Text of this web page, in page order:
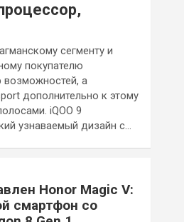
сегменту и
покупателю
возможностей, а
дополнительно к этому
iQOO 9
узнаваемый дизайн с…
Honor Magic V:
смартфон со